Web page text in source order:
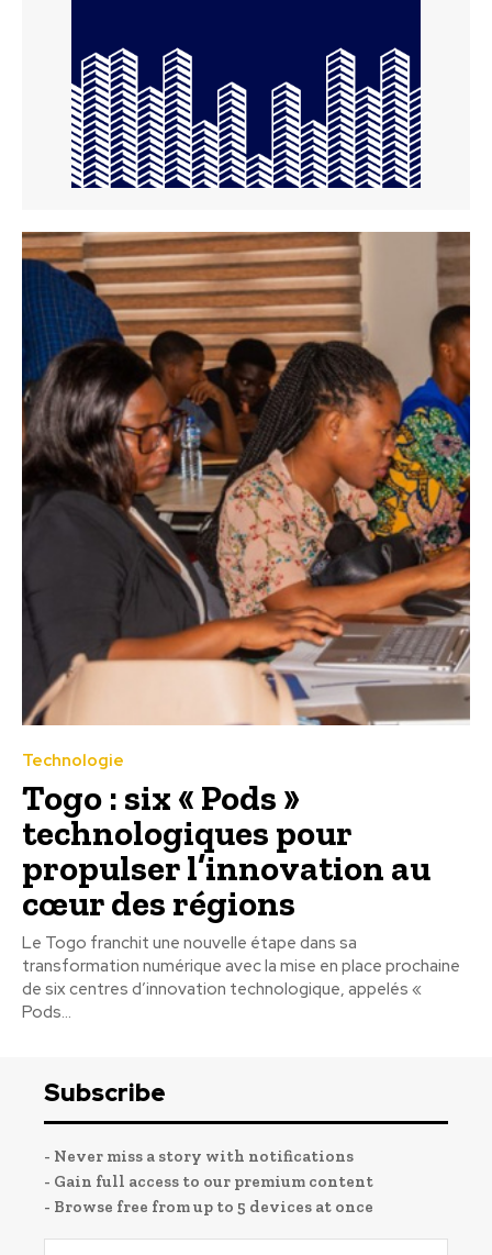
Technologie
Togo : six « Pods »
technologiques pour
propulser l’innovation au
cœur des régions
Le Togo franchit une nouvelle étape dans sa
transformation numérique avec la mise en place prochaine
de six centres d’innovation technologique, appelés «
Pods...
Subscribe
- Never miss a story with notifications
- Gain full access to our premium content
- Browse free from up to 5 devices at once